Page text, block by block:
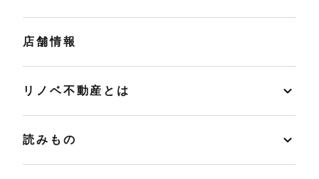
店舗情報
リノベ不動産とは
読みもの